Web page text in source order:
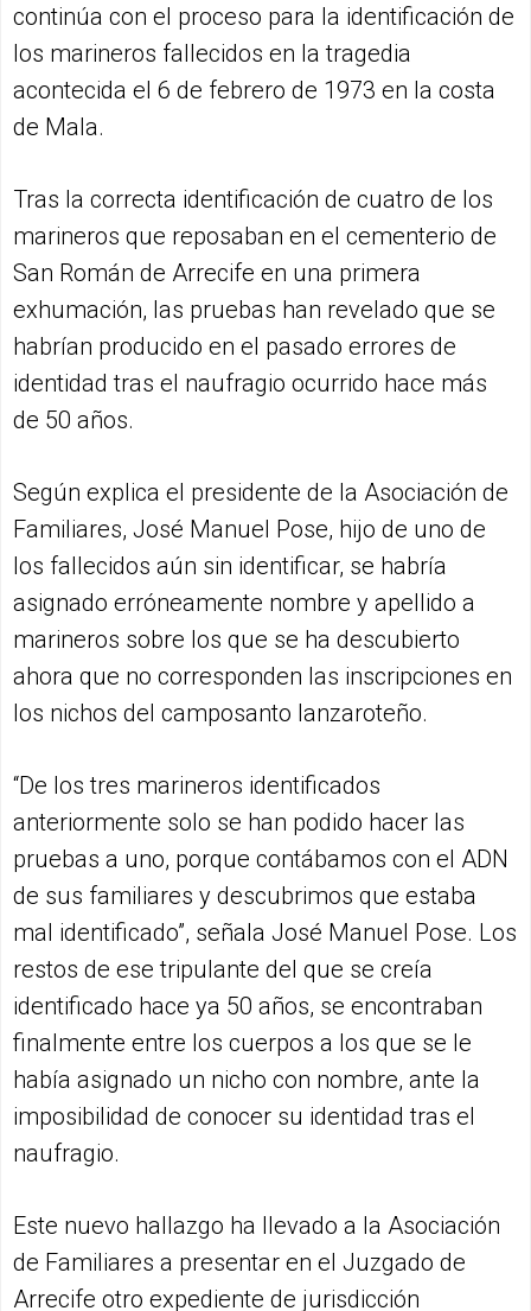
continúa con el proceso para la identificación de
los marineros fallecidos en la tragedia
acontecida el 6 de febrero de 1973 en la costa
de Mala.
Tras la correcta identificación de cuatro de los
marineros que reposaban en el cementerio de
San Román de Arrecife en una primera
exhumación, las pruebas han revelado que se
habrían producido en el pasado errores de
identidad tras el naufragio ocurrido hace más
de 50 años.
Según explica el presidente de la Asociación de
Familiares, José Manuel Pose, hijo de uno de
los fallecidos aún sin identificar, se habría
asignado erróneamente nombre y apellido a
marineros sobre los que se ha descubierto
ahora que no corresponden las inscripciones en
los nichos del camposanto lanzaroteño.
“De los tres marineros identificados
anteriormente solo se han podido hacer las
pruebas a uno, porque contábamos con el ADN
de sus familiares y descubrimos que estaba
mal identificado”, señala José Manuel Pose. Los
restos de ese tripulante del que se creía
identificado hace ya 50 años, se encontraban
finalmente entre los cuerpos a los que se le
había asignado un nicho con nombre, ante la
imposibilidad de conocer su identidad tras el
naufragio.
Este nuevo hallazgo ha llevado a la Asociación
de Familiares a presentar en el Juzgado de
Arrecife otro expediente de jurisdicción